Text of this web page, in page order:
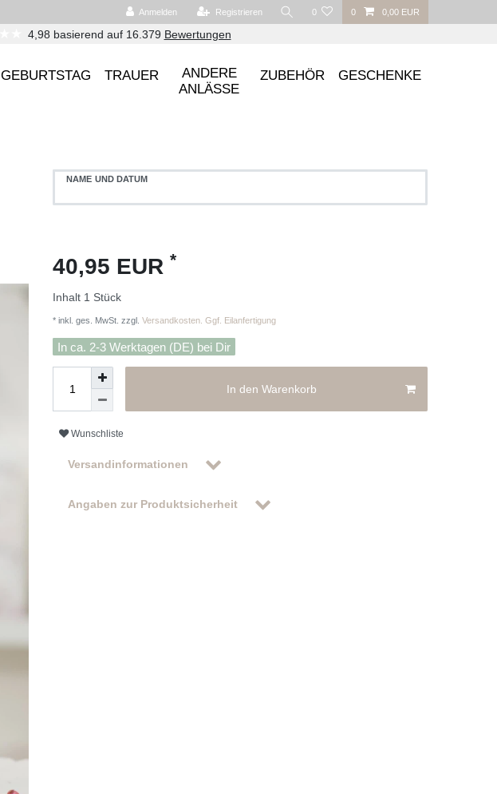
Anmelden Registrieren 0 0 0,00 EUR
4,98 basierend auf 16.379 Bewertungen
GEBURTSTAG TRAUER
ANDERE
ANLÄSSE
ZUBEHÖR GESCHENKE
NAME UND DATUM
40,95 EUR *
Inhalt 1 Stück
* inkl. ges. MwSt. zzgl. Versandkosten. Ggf. Eilanfertigung
In ca. 2-3 Werktagen (DE) bei Dir
In den Warenkorb
Wunschliste
Versandinformationen
Angaben zur Produktsicherheit